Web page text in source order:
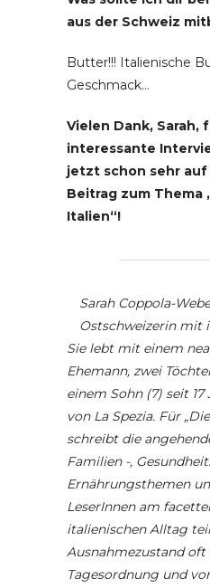
aus der Schweiz
Butter!!! Italienische
Geschmack…
Vielen Dank, Sarah,
interessante
jetzt schon sehr
Beitrag zum Thema
Italien“!
Sarah Coppola-
Ostschweizerin mit
Sie lebt mit einem
Ehemann, zwei
einem Sohn (7) seit
von La Spezia. Für
schreibt die
Familien -,
Ernährungsthemen
LeserInnen am
italienischen Alltag
Ausnahmezustand oft
Tagesordnung und